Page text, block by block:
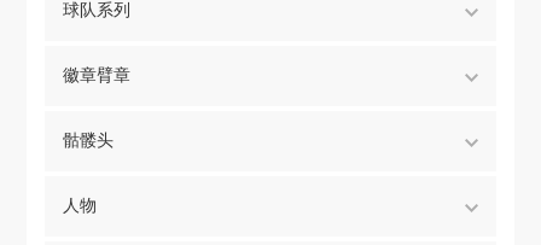
球队系列
徽章臂章
骷髅头
人物